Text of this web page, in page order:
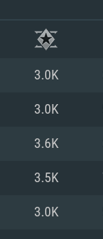
3.0K
3.0K
3.6K
3.5K
3.0K